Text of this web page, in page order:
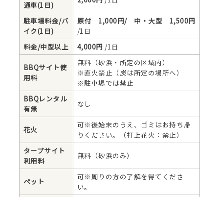
通車(1日)
駐車場料金/バ
イク(1日)
原付 1,000円/ 中・大型 1,500円
/1日
料金/中型以上
4,000円 /1日
BBQサイト使
用料
無料（砂浜・所定の区域内）
※直火禁止（炭は所定の場所へ）
※駐車場では禁止
BBQレンタル
有無
なし
花火
可※後始末のうえ、ゴミはお持ち帰
りください。（打上花火：禁止）
タープサイト
利用料
無料（砂浜のみ）
ペット
可※周りの方の了解を得てくださ
い。